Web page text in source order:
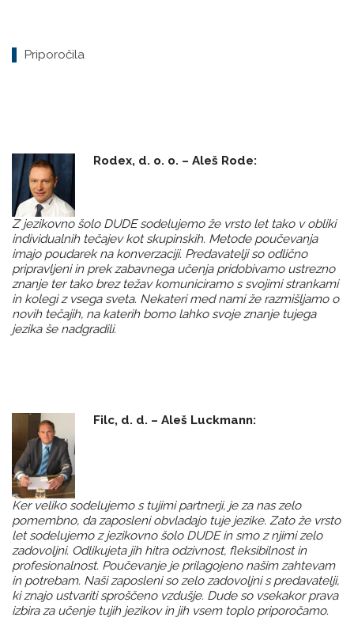
Priporočila
Rodex, d. o. o. – Aleš Rode:
Z jezikovno šolo DUDE sodelujemo že vrsto let tako v obliki
individualnih tečajev kot skupinskih. Metode poučevanja
imajo poudarek na konverzaciji. Predavatelji so odlično
pripravljeni in prek zabavnega učenja pridobivamo ustrezno
znanje ter tako brez težav komuniciramo s svojimi strankami
in kolegi z vsega sveta. Nekateri med nami že razmišljamo o
novih tečajih, na katerih bomo lahko svoje znanje tujega
jezika še nadgradili.
Filc, d. d. – Aleš Luckmann:
Ker veliko sodelujemo s tujimi partnerji, je za nas zelo
pomembno, da zaposleni obvladajo tuje jezike. Zato že vrsto
let sodelujemo z jezikovno šolo DUDE in smo z njimi zelo
zadovoljni. Odlikujeta jih hitra odzivnost, fleksibilnost in
profesionalnost. Poučevanje je prilagojeno našim zahtevam
in potrebam. Naši zaposleni so zelo zadovoljni s predavatelji,
ki znajo ustvariti sproščeno vzdušje. Dude so vsekakor prava
izbira za učenje tujih jezikov in jih vsem toplo priporočamo.